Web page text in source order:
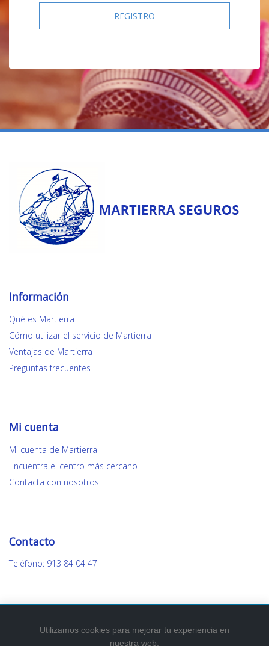
REGISTRO
Información
Qué es Martierra
Cómo utilizar el servicio de Martierra
Ventajas de Martierra
Preguntas frecuentes
Mi cuenta
Mi cuenta de Martierra
Encuentra el centro más cercano
Contacta con nosotros
Contacto
Teléfono: 913 84 04 47
Utilizamos cookies para mejorar tu experiencia en
nuestra web.